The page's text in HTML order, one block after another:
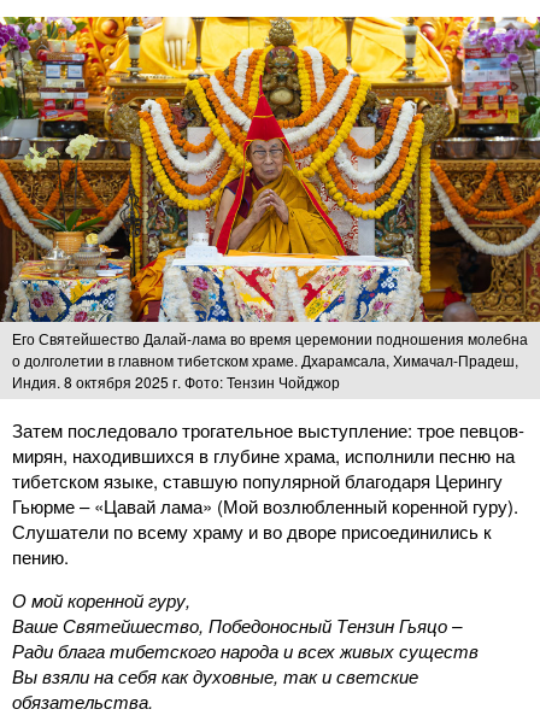
Его Святейшество Далай-лама во время церемонии подношения молебна
о долголетии в главном тибетском храме. Дхарамсала, Химачал-Прадеш,
Индия. 8 октября 2025 г. Фото: Тензин Чойджор
Затем последовало трогательное выступление: трое певцов-
мирян, находившихся в глубине храма, исполнили песню на
тибетском языке, ставшую популярной благодаря Церингу
Гьюрме – «Цавай лама» (Мой возлюбленный коренной гуру).
Слушатели по всему храму и во дворе присоединились к
пению.
О мой коренной гуру,
Ваше Святейшество, Победоносный Тензин Гьяцо –
Ради блага тибетского народа и всех живых существ
Вы взяли на себя как духовные, так и светские
обязательства.